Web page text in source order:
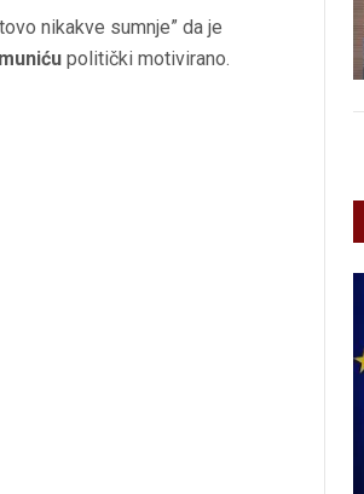
nikakve sumnje” da je
politički motivirano.